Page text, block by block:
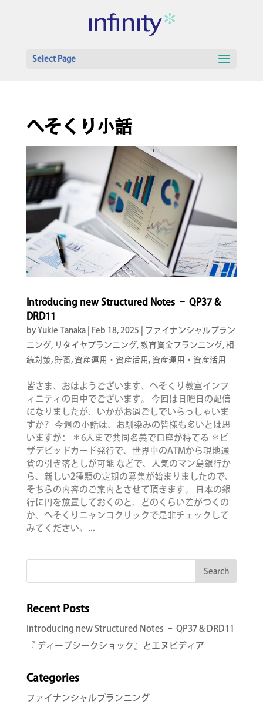
Select Page
へそくり小話
Introducing new Structured Notes – QP37 &
DRD11
by Yukie Tanaka| Feb 18, 2025
ファイナンシャルプラン
ニング , リタイヤプランニング , 教育資金プランニング , 相
続対策, 貯蓄, 資産運用・資産活用 , 資産運用・資産活用
皆さま、おはようございます、へそくり教室インフ
ィニティの田中でございます。 今回は日曜日の配信
になりましたが、いかがお過ごしでいらっしゃいま
すか？ 今週の小話は、お馴染みの皆様も多いとは思
いますが： ＊6人まで共同名義で口座が持てる ＊ビ
ザデビッドカード発行で、世界中のATMから現地通
貨の引き落としが可能 などで、人気のマン島銀行か
ら、新しい2種類の定期の募集が始まりましたので、
そちらの内容のご案内とさせて頂きます。 日本の銀
行に円を放置しておくのと、どのくらい差がつくの
か、へそくりニャンコクリックで是非チェックして
みてください。...
Recent Posts
Introducing new Structured Notes – QP37 & DRD11
『 ディープシークショック』とエヌビディア
Categories
ファイナンシャルプランニング